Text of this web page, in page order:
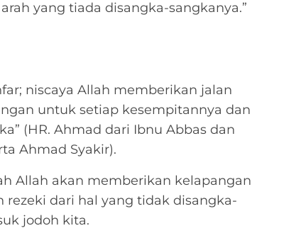
yang tiada disangka-sangkanya.”
niscaya Allah memberikan jalan
untuk setiap kesempitannya dan
(HR. Ahmad dari Ibnu Abbas dan
Ahmad Syakir).
Allah akan memberikan kelapangan
dari hal yang tidak disangka-
jodoh kita.